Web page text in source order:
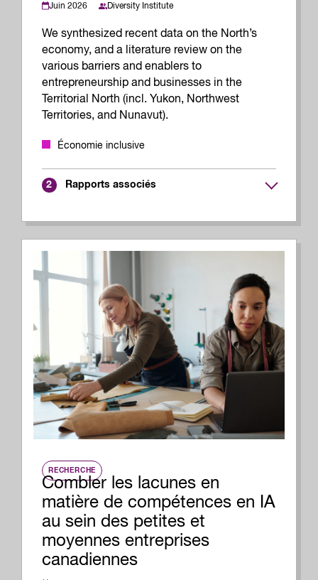
Juin 2026 Diversity Institute
We synthesized recent data on the North’s
economy, and a literature review on the
various barriers and enablers to
entrepreneurship and businesses in the
Territorial North (incl. Yukon, Northwest
Territories, and Nunavut).
Économie inclusive
2 Rapports associés
RECHERCHE
Combler les lacunes en
matière de compétences en IA
au sein des petites et
moyennes entreprises
canadiennes